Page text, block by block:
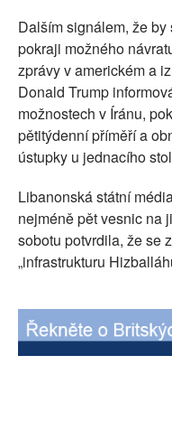
Dalším signálem, že
pokraji možného
zprávy v americkém a
Donald Trump
možnostech v Íránu,
pětitýdenní příměří a
ústupky u jednacího
Libanonská státní
nejméně pět vesnic na
sobotu potvrdila, že se
„infrastrukturu